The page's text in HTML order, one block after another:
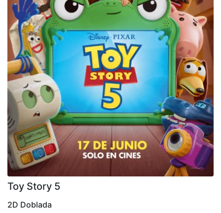
Toy Story 5
2D Doblada